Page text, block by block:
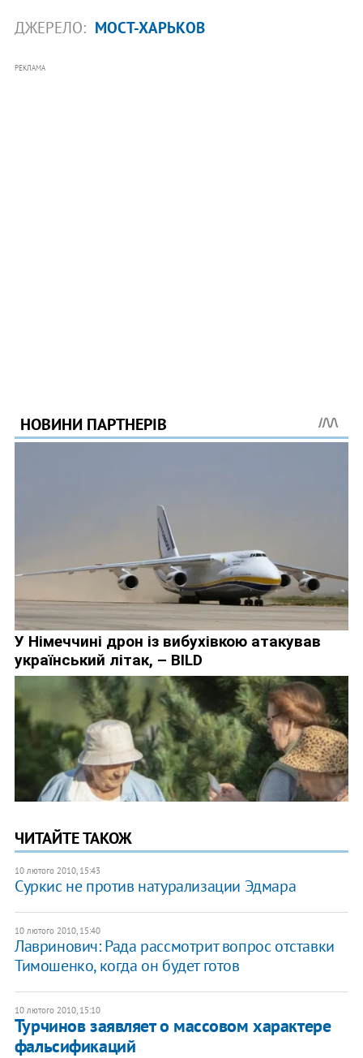
ДЖЕРЕЛО: МОСТ-ХАРЬКОВ
РЕКЛАМА
ЧИТАЙТЕ ТАКОЖ
10 лютого 2010, 15:43
Суркис не против натурализации Эдмара
10 лютого 2010, 15:40
Лавринович: Рада рассмотрит вопрос отставки
Тимошенко, когда он будет готов
10 лютого 2010, 15:10
Турчинов заявляет о массовом характере
фальсификаций